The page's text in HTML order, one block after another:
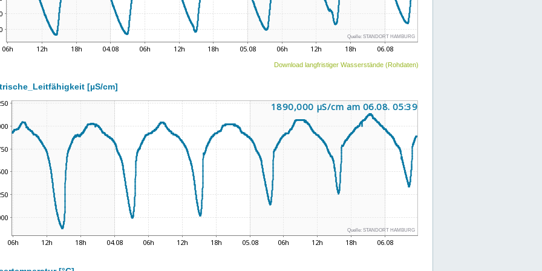
Download langfristiger Wasserstände (Rohdaten)
[µS/cm]